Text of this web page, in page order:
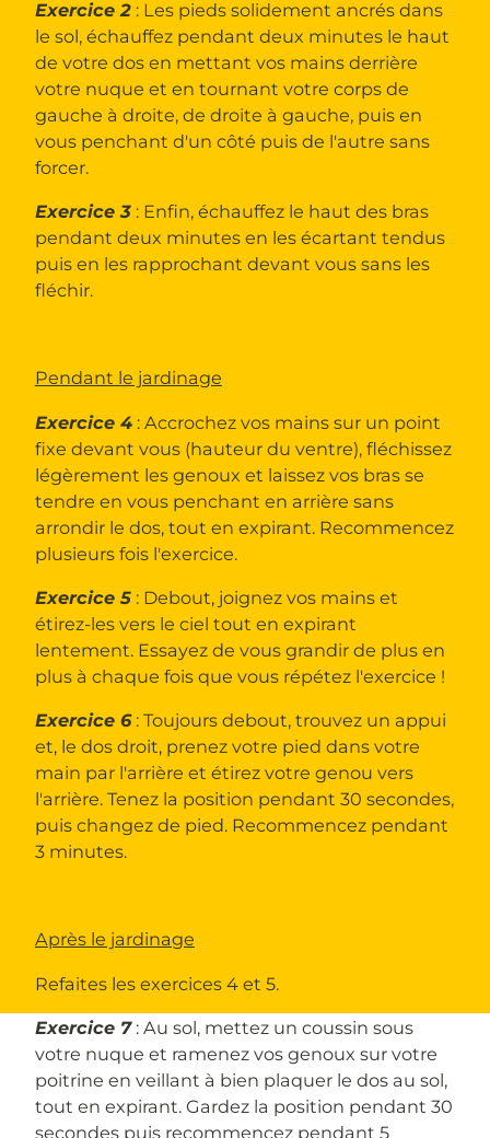
Exercice 2: Les pieds solidement ancrés dans
le sol, échauffez pendant deux minutes le haut
de votre dos en mettant vos mains derrière
votre nuque et en tournant votre corps de
gauche à droite, de droite à gauche, puis en
vous penchant d'un côté puis de l'autre sans
forcer.
Exercice 3: Enfin, échauffez le haut des bras
pendant deux minutes en les écartant tendus
puis en les rapprochant devant vous sans les
fléchir.
Pendant le jardinage
Exercice 4: Accrochez vos mains sur un point
fixe devant vous (hauteur du ventre), fléchissez
légèrement les genoux et laissez vos bras se
tendre en vous penchant en arrière sans
arrondir le dos, tout en expirant. Recommencez
plusieurs fois l'exercice.
Exercice 5: Debout, joignez vos mains et
étirez-les vers le ciel tout en expirant
lentement. Essayez de vous grandir de plus en
plus à chaque fois que vous répétez l'exercice !
Exercice 6: Toujours debout, trouvez un appui
et, le dos droit, prenez votre pied dans votre
main par l'arrière et étirez votre genou vers
l'arrière. Tenez la position pendant 30 secondes,
puis changez de pied. Recommencez pendant
3 minutes.
Après le jardinage
Refaites les exercices 4 et 5.
Exercice 7: Au sol, mettez un coussin sous
votre nuque et ramenez vos genoux sur votre
poitrine en veillant à bien plaquer le dos au sol,
tout en expirant. Gardez la position pendant 30
secondes puis recommencez pendant 5